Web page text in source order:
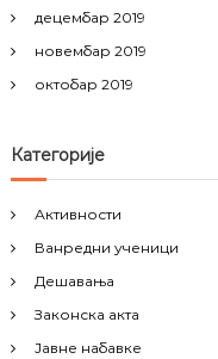
децембар 2019
новембар 2019
октобар 2019
Категорије
Активности
Ванредни ученици
Дешавања
Законска акта
Јавне набавке